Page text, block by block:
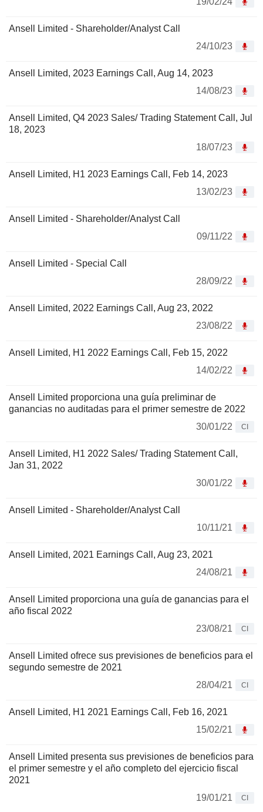
Ansell Limited - Shareholder/Analyst Call
24/10/23
Ansell Limited, 2023 Earnings Call, Aug 14, 2023
14/08/23
Ansell Limited, Q4 2023 Sales/ Trading Statement Call, Jul
18, 2023
18/07/23
Ansell Limited, H1 2023 Earnings Call, Feb 14, 2023
13/02/23
Ansell Limited - Shareholder/Analyst Call
09/11/22
Ansell Limited - Special Call
28/09/22
Ansell Limited, 2022 Earnings Call, Aug 23, 2022
23/08/22
Ansell Limited, H1 2022 Earnings Call, Feb 15, 2022
14/02/22
Ansell Limited proporciona una guía preliminar de
ganancias no auditadas para el primer semestre de 2022
30/01/22
CI
Ansell Limited, H1 2022 Sales/ Trading Statement Call,
Jan 31, 2022
30/01/22
Ansell Limited - Shareholder/Analyst Call
10/11/21
Ansell Limited, 2021 Earnings Call, Aug 23, 2021
24/08/21
Ansell Limited proporciona una guía de ganancias para el
año fiscal 2022
23/08/21
CI
Ansell Limited ofrece sus previsiones de beneficios para el
segundo semestre de 2021
28/04/21
CI
Ansell Limited, H1 2021 Earnings Call, Feb 16, 2021
15/02/21
Ansell Limited presenta sus previsiones de beneficios para
el primer semestre y el año completo del ejercicio fiscal
2021
19/01/21
CI